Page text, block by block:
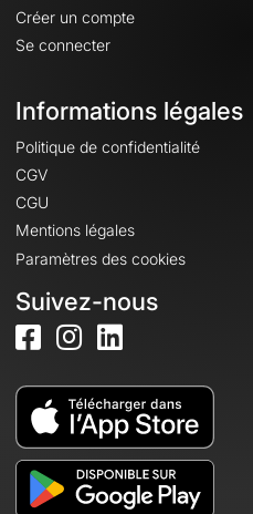
Créer un compte
Se connecter
Informations légales
Politique de confidentialité
CGV
CGU
Mentions légales
Paramètres des cookies
Suivez-nous